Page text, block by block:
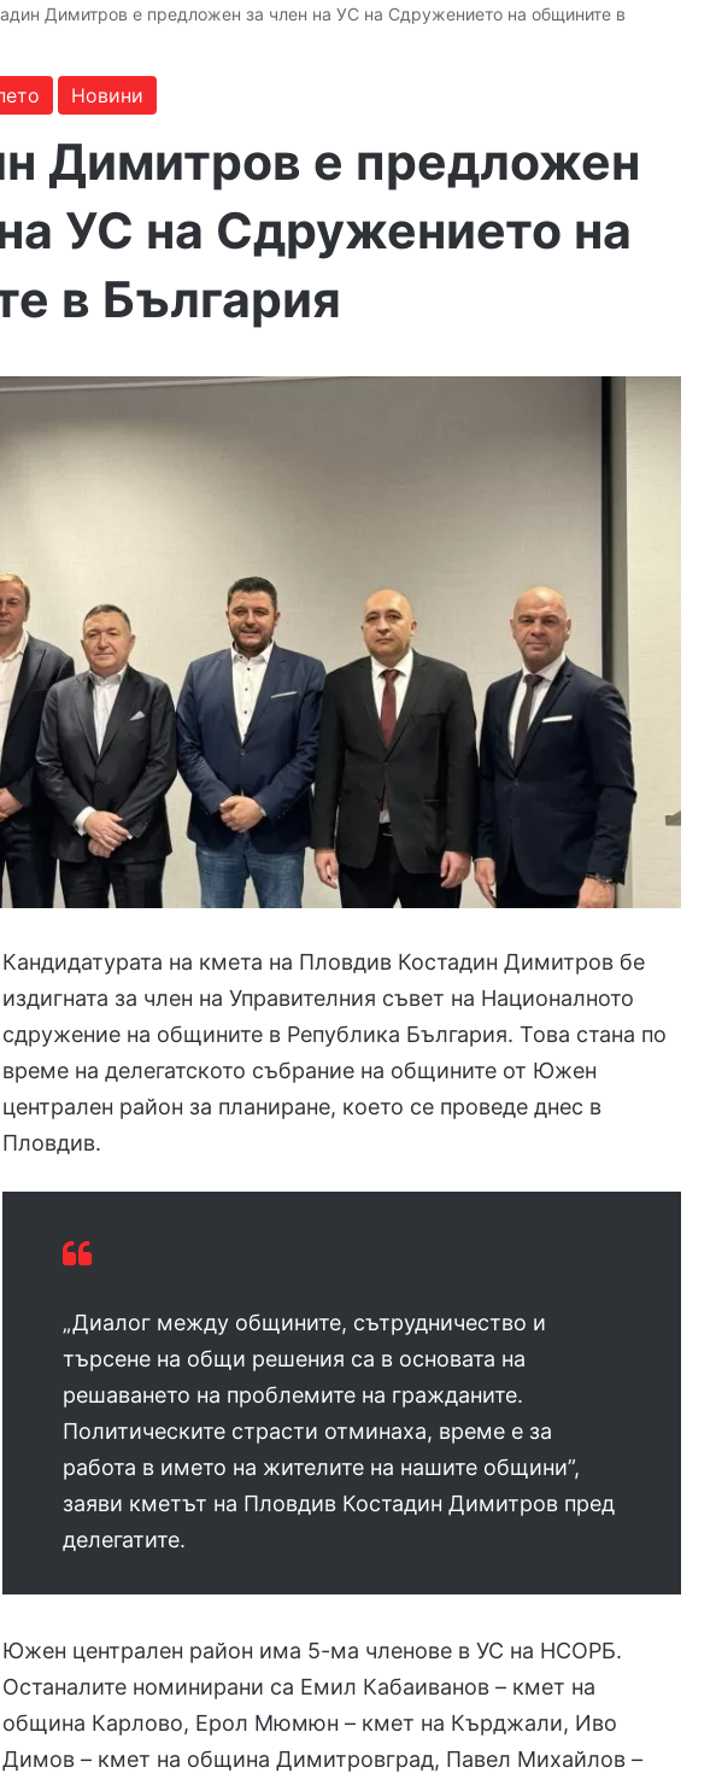
Димитров е предложен за член на УС на Сдружението на общините в
Новини
Димитров е предложен
УС на Сдружението на
в България
Кандидатурата на кмета на Пловдив Костадин Димитров бе
издигната за член на Управителния съвет на Националното
сдружение на общините в Република България. Това стана по
време на делегатското събрание на общините от Южен
централен район за планиране, което се проведе днес в
Пловдив.
„Диалог между общините, сътрудничество и
търсене на общи решения са в основата на
решаването на проблемите на гражданите.
Политическите страсти отминаха, време е за
работа в името на жителите на нашите общини”,
заяви кметът на Пловдив Костадин Димитров пред
делегатите.
Южен централен район има 5-ма членове в УС на НСОРБ.
Останалите номинирани са Емил Кабаиванов – кмет на
община Карлово, Ерол Мюмюн – кмет на Кърджали, Иво
Димов – кмет на община Димитровград, Павел Михайлов –